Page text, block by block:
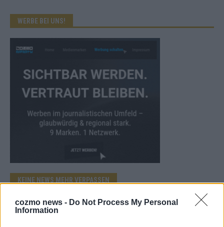
cozmo news - Do Not Process My Personal
Information
WERBE BEI UNS!
KEINE NEWS MEHR VERPASSEN